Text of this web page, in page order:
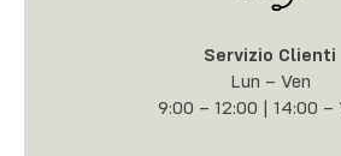
Servizio Clienti
Lun – Ven
9:00 – 12:00 | 14:00 –